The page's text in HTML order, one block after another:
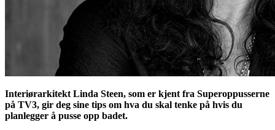
Interiørarkitekt Linda Steen, som er kjent fra Superoppusserne
på TV3, gir deg sine tips om hva du skal tenke på hvis du
planlegger å pusse opp badet.